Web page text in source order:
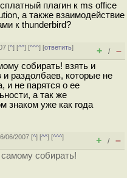
плагин к ms office
а также взаимодействие
к thunderbird?
[^] [^^] [^^^] [ответить]
+ / –
собирать! взять и
и раздолбаев, которые не
и не парятся о ее
а так же
знаком уже как года
06/2007 [^] [^^] [^^^]
+ / –
собирать!